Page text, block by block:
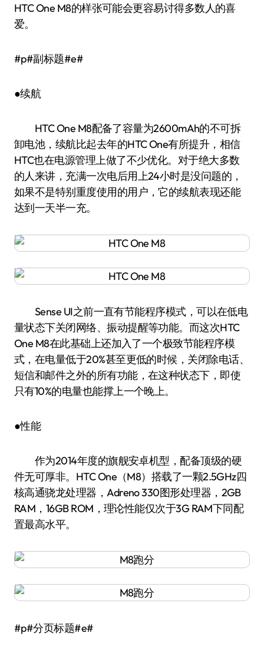
HTC One M8的样张可能会更容易讨得多数人的喜
爱。
#p#副标题#e#
●续航
HTC One M8配备了容量为2600mAh的不可拆
卸电池，续航比起去年的HTC One有所提升，相信
HTC也在电源管理上做了不少优化。对于绝大多数
的人来讲，充满一次电后用上24小时是没问题的，
如果不是特别重度使用的用户，它的续航表现还能
达到一天半一充。
Sense UI之前一直有节能程序模式，可以在低电
量状态下关闭网络、振动提醒等功能。而这次HTC
One M8在此基础上还加入了一个极致节能程序模
式，在电量低于20%甚至更低的时候，关闭除电话、
短信和邮件之外的所有功能，在这种状态下，即使
只有10%的电量也能撑上一个晚上。
●性能
作为2014年度的旗舰安卓机型，配备顶级的硬
件无可厚非。HTC One（M8）搭载了一颗2.5GHz四
核高通骁龙处理器，Adreno 330图形处理器，2GB
RAM，16GB ROM，理论性能仅次于3G RAM下同配
置最高水平。
#p#分页标题#e#